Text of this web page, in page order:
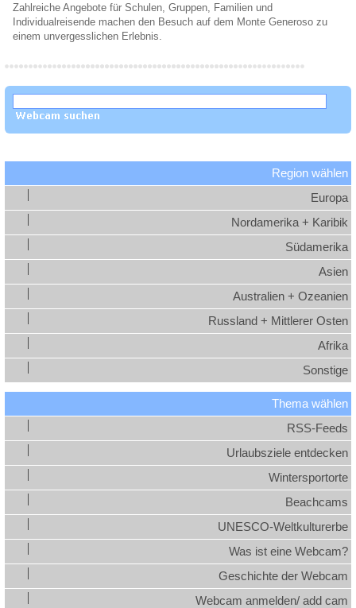
Zahlreiche Angebote für Schulen, Gruppen, Familien und
Individualreisende machen den Besuch auf dem Monte Generoso zu
einem unvergesslichen Erlebnis.
Region wählen
Europa
Nordamerika + Karibik
Südamerika
Asien
Australien + Ozeanien
Russland + Mittlerer Osten
Afrika
Sonstige
Thema wählen
RSS-Feeds
Urlaubsziele entdecken
Wintersportorte
Beachcams
UNESCO-Weltkulturerbe
Was ist eine Webcam?
Geschichte der Webcam
Webcam anmelden/ add cam